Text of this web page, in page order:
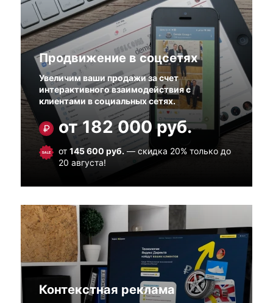
Продвижение в соцсетях
Увеличим ваши продажи за счет
интерактивного взаимодействия с
клиентами в социальных сетях.
от 182 000 руб.
от 145 600 руб. — скидка 20% только до
20 августа!
Контекстная реклама